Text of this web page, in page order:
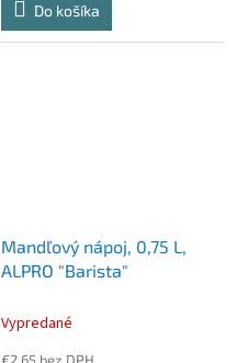
Do košíka
Mandľový nápoj, 0,75 L,
ALPRO "Barista"
Vypredané